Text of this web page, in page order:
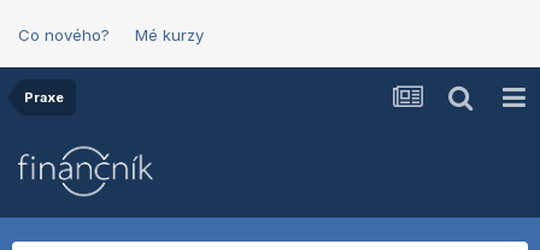
Co nového? Mé kurzy
Praxe